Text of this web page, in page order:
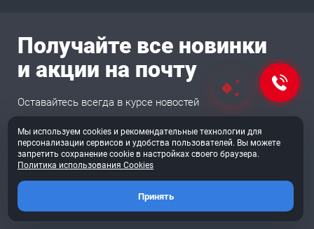
Получайте все новинки
и акции на почту
Оставайтесь всегда в курсе новостей
Подписаться
Согласен на обработкуперс. данных
Мы используем cookies и рекомендательные технологии для
персонализации сервисов и удобства пользователей. Вы можете
запретить сохранение cookie в настройках своего браузера.
Политика использования Cookies
Принять